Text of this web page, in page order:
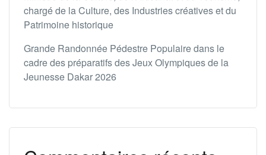
chargé de la Culture, des Industries créatives et du
Patrimoine historique
Grande Randonnée Pédestre Populaire dans le
cadre des préparatifs des Jeux Olympiques de la
Jeunesse Dakar 2026